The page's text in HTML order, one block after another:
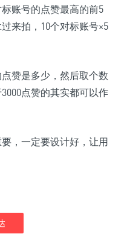
账号的点赞最高的前5
来拍，10个对标账号×5
赞是多少，然后取个数
点赞的其实都可以作
，一定要设计好，让用